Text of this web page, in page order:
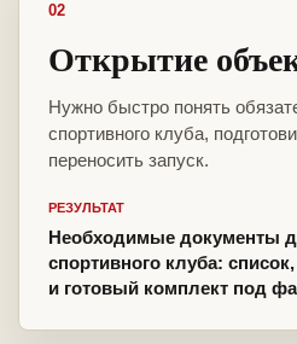
02
Открытие
Нужно быстро понять
спортивного клуба,
переносить запуск.
РЕЗУЛЬТАТ
Необходимые документы
спортивного клуба:
и готовый комплект под